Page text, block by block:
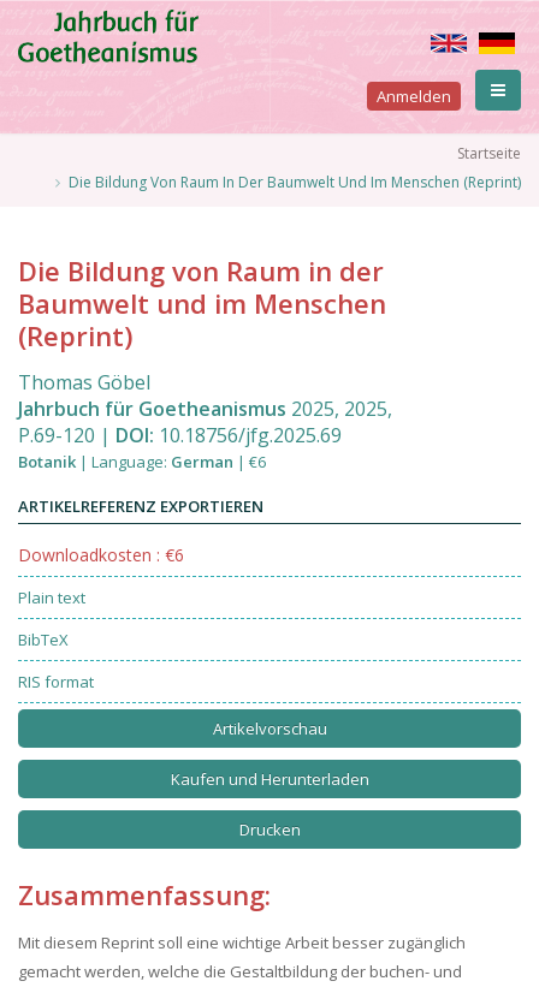
zum
Inhalt
User
account
menu
Anmelden
Pfadnavigation
Startseite
Die Bildung Von Raum In Der Baumwelt Und Im Menschen (Reprint)
Die Bildung von Raum in der
Baumwelt und im Menschen
(Reprint)
Thomas Göbel
Jahrbuch für Goetheanismus 2025, 2025,
P.69-120 | DOI: 10.18756/jfg.2025.69
Botanik | Language: German | €6
ARTIKELREFERENZ EXPORTIEREN
Downloadkosten : €6
Plain text
BibTeX
RIS format
Artikelvorschau
Kaufen und Herunterladen
Drucken
Zusammenfassung:
Mit diesem Reprint soll eine wichtige Arbeit besser zugänglich
gemacht werden, welche die Gestaltbildung der buchen- und